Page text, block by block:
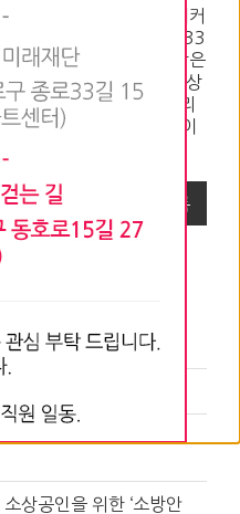
수를 여행하는 히치하이커
의상을 디자인한 이총호(33
운영)디자이너가, 우수상은
인학과)디자이너, 장려상
이너), 김헌수(30세, 프리
익대학원 회화과)디자이
목록
공고
상공인을 위한 ‘소방안